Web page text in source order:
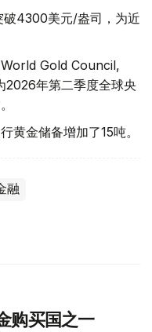
4300美元/盎司，为近
World Gold Council,
2026年第二季度全球央
黄金储备增加了15吨。
融
购买国之一